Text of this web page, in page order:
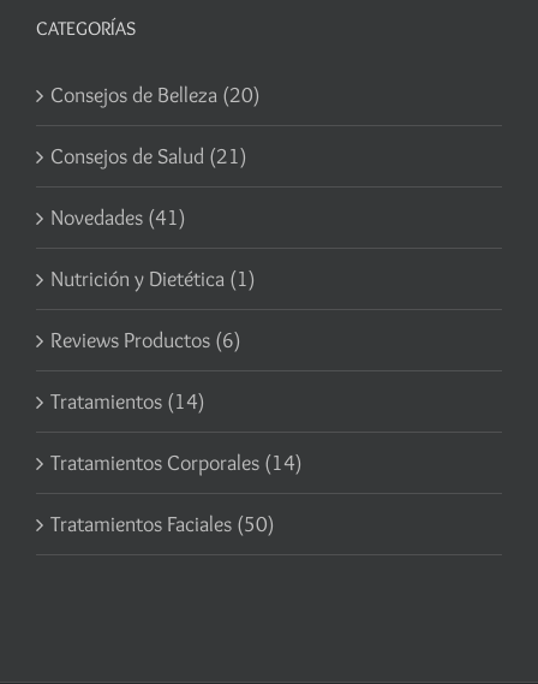
CATEGORÍAS
Consejos de Belleza (20)
Consejos de Salud (21)
Novedades (41)
Nutrición y Dietética (1)
Reviews Productos (6)
Tratamientos (14)
Tratamientos Corporales (14)
Tratamientos Faciales (50)